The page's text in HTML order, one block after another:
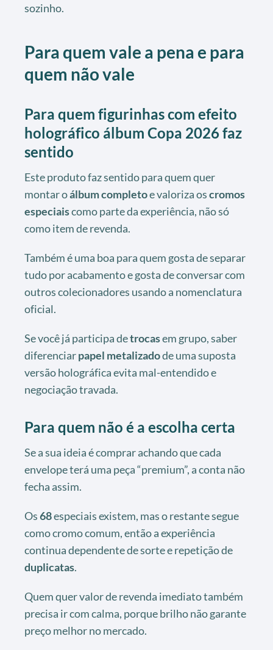
sozinho.
Para quem vale a pena e para
quem não vale
Para quem figurinhas com efeito
holográfico álbum Copa 2026 faz
sentido
Este produto faz sentido para quem quer
montar oálbum completoe valoriza oscromos
especiaiscomo parte da experiência, não só
como item de revenda.
Também é uma boa para quem gosta de separar
tudo por acabamento e gosta de conversar com
outros colecionadores usando a nomenclatura
oficial.
Se você já participa detrocasem grupo, saber
diferenciarpapel metalizadode uma suposta
versão holográfica evita mal-entendido e
negociação travada.
Para quem não é a escolha certa
Se a sua ideia é comprar achando que cada
envelope terá uma peça “premium”, a conta não
fecha assim.
Os68especiais existem, mas o restante segue
como cromo comum, então a experiência
continua dependente de sorte e repetição de
duplicatas.
Quem quer valor de revenda imediato também
precisa ir com calma, porque brilho não garante
preço melhor no mercado.